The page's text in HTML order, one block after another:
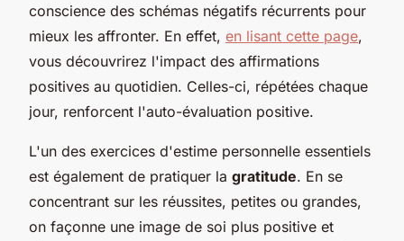
conscience des schémas négatifs récurrents pour
mieux les affronter. En effet, en lisant cette page,
vous découvrirez l'impact des affirmations
positives au quotidien. Celles-ci, répétées chaque
jour, renforcent l'auto-évaluation positive.
L'un des exercices d'estime personnelle essentiels
est également de pratiquer la gratitude. En se
concentrant sur les réussites, petites ou grandes,
on façonne une image de soi plus positive et